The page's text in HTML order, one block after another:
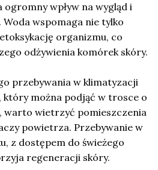
wpływ na wygląd i
wspomaga nie tylko
organizmu, co
odżywienia komórek skóry.
przebywania w klimatyzacji
który można podjąć w trosce o
warto wietrzyć pomieszczenia
powietrza. Przebywanie w
z dostępem do świeżego
regeneracji skóry.